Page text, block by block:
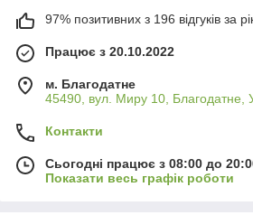
97% позитивних з 196 відгуків за
Працює з 20.10.2022
м. Благодатне
45490, вул. Миру 10, Благодатне,
Контакти
Сьогодні працює з 08:00 до
Показати весь графік роботи